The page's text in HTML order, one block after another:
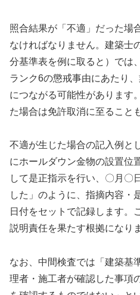
照合結果が「不適」だった場
なければなりません。建築士
分基準表を例に取ると）では
ランク6の懲戒事由にあたり
につながる可能性があります
た場合は免許取消に至ること
不適が生じた場合の記入例と
にホールダウン金物の設置位
して是正指示を行い、〇月〇
した」のように、指摘内容・
日付をセットで記録します。
説明責任を果たす根拠になり
なお、中間検査では「建築基
理者・施工者が確認した事項